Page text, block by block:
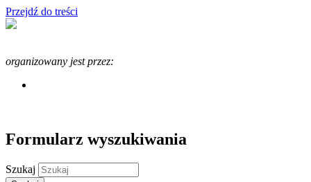
Przejdź do treści
organizowany jest przez:
Formularz wyszukiwania
Szukaj